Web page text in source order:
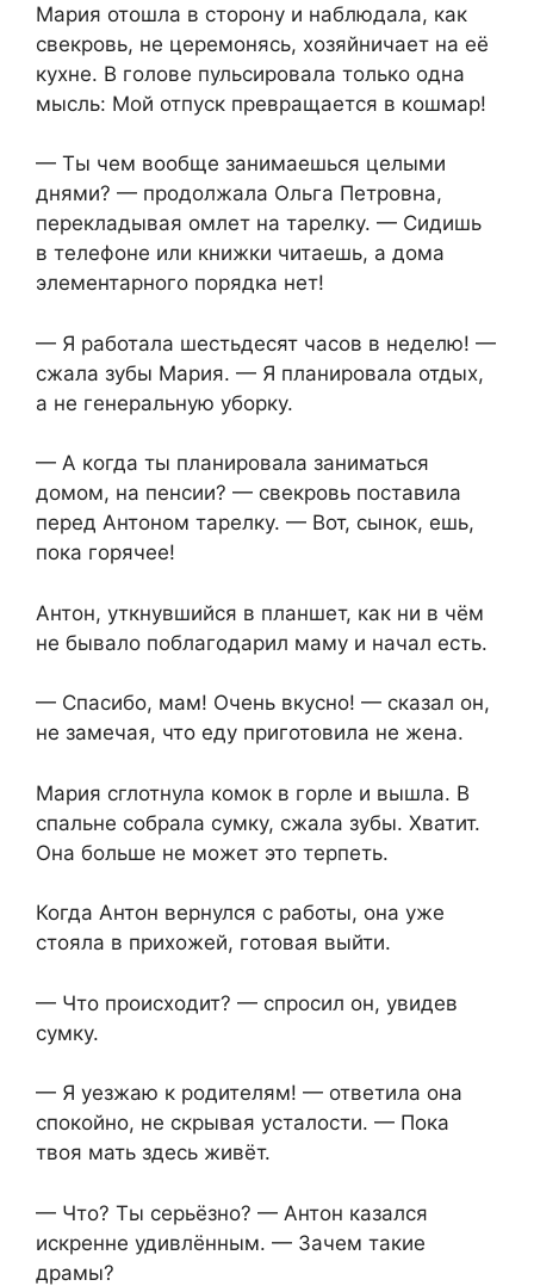
Мария отошла в сторону и наблюдала, как
свекровь, не церемонясь, хозяйничает на её
кухне. В голове пульсировала только одна
мысль: Мой отпуск превращается в кошмар!
— Ты чем вообще занимаешься целыми
днями? — продолжала Ольга Петровна,
перекладывая омлет на тарелку. — Сидишь
в телефоне или книжки читаешь, а дома
элементарного порядка нет!
— Я работала шестьдесят часов в неделю! —
сжала зубы Мария. — Я планировала отдых,
а не генеральную уборку.
— А когда ты планировала заниматься
домом, на пенсии? — свекровь поставила
перед Антоном тарелку. — Вот, сынок, ешь,
пока горячее!
Антон, уткнувшийся в планшет, как ни в чём
не бывало поблагодарил маму и начал есть.
— Спасибо, мам! Очень вкусно! — сказал он,
не замечая, что еду приготовила не жена.
Мария сглотнула комок в горле и вышла. В
спальне собрала сумку, сжала зубы. Хватит.
Она больше не может это терпеть.
Когда Антон вернулся с работы, она уже
стояла в прихожей, готовая выйти.
— Что происходит? — спросил он, увидев
сумку.
— Я уезжаю к родителям! — ответила она
спокойно, не скрывая усталости. — Пока
твоя мать здесь живёт.
— Что? Ты серьёзно? — Антон казался
искренне удивлённым. — Зачем такие
драмы?